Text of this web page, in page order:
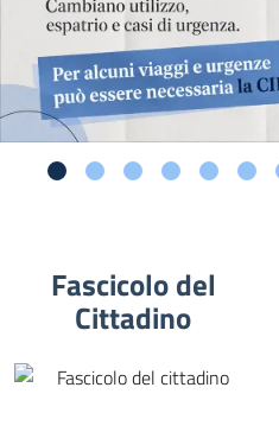
Fascicolo del
Cittadino